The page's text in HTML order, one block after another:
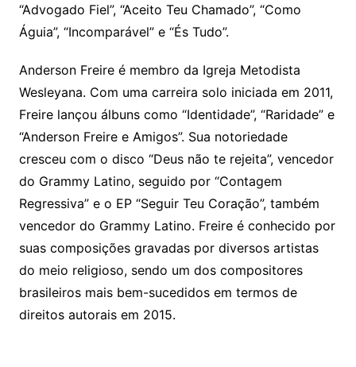
“Advogado Fiel”, “Aceito Teu Chamado”, “Como
Águia”, “Incomparável” e “És Tudo”.
Anderson Freire é membro da Igreja Metodista
Wesleyana. Com uma carreira solo iniciada em 2011,
Freire lançou álbuns como “Identidade”, “Raridade” e
“Anderson Freire e Amigos”. Sua notoriedade
cresceu com o disco “Deus não te rejeita”, vencedor
do Grammy Latino, seguido por “Contagem
Regressiva” e o EP “Seguir Teu Coração”, também
vencedor do Grammy Latino. Freire é conhecido por
suas composições gravadas por diversos artistas
do meio religioso, sendo um dos compositores
brasileiros mais bem-sucedidos em termos de
direitos autorais em 2015.